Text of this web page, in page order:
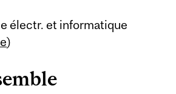
électr. et informatique
)